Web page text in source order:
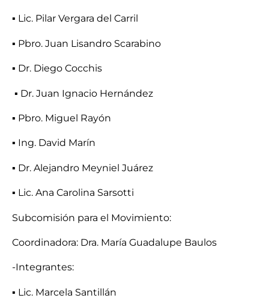
▪ Lic. Pilar Vergara del Carril
▪ Pbro. Juan Lisandro Scarabino
▪ Dr. Diego Cocchis
▪ Dr. Juan Ignacio Hernández
▪ Pbro. Miguel Rayón
▪ Ing. David Marín
▪ Dr. Alejandro Meyniel Juárez
▪ Lic. Ana Carolina Sarsotti
Subcomisión para el Movimiento:
Coordinadora: Dra. María Guadalupe Baulos
-Integrantes:
▪ Lic. Marcela Santillán